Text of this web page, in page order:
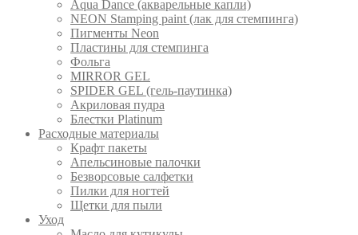
Aqua Dance (акварельные капли)
NEON Stamping paint (лак для стемпинга)
Пигменты Neon
Пластины для стемпинга
Фольга
MIRROR GEL
SPIDER GEL (гель-паутинка)
Акриловая пудра
Блестки Platinum
Расходные материалы
Крафт пакеты
Апельсиновые палочки
Безворсовые салфетки
Пилки для ногтей
Щетки для пыли
Уход